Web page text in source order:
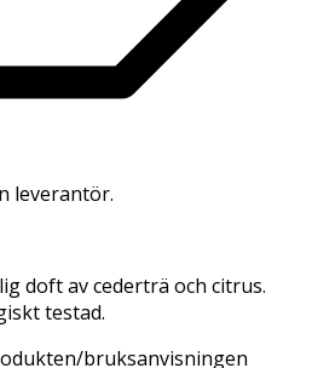
leverantör.
doft av cederträ och citrus.
testad.
bruksanvisningen